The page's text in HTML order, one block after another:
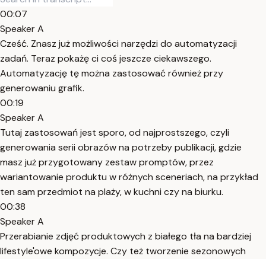
00:07
Speaker A
Cześć. Znasz już możliwości narzędzi do automatyzacji
zadań. Teraz pokażę ci coś jeszcze ciekawszego.
Automatyzację tę można zastosować również przy
generowaniu grafik.
00:19
Speaker A
Tutaj zastosowań jest sporo, od najprostszego, czyli
generowania serii obrazów na potrzeby publikacji, gdzie
masz już przygotowany zestaw promptów, przez
wariantowanie produktu w różnych sceneriach, na przykład
ten sam przedmiot na plaży, w kuchni czy na biurku.
00:38
Speaker A
Przerabianie zdjęć produktowych z białego tła na bardziej
lifestyle'owe kompozycje. Czy też tworzenie sezonowych